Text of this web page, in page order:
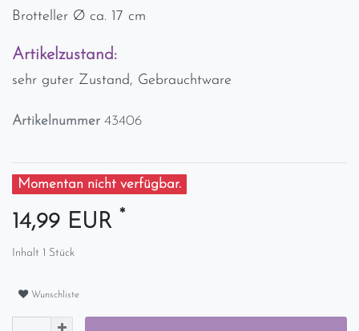
Brotteller Ø ca. 17 cm
Artikelzustand:
sehr guter Zustand, Gebrauchtware
Artikelnummer 43406
Momentan nicht verfügbar.
14,99 EUR *
Inhalt 1 Stück
Wunschliste